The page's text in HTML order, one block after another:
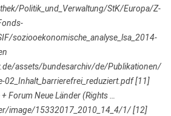
Politik_und_Verwaltung/StK/Europa/Z-
soziooekonomische_analyse_lsa_2014-
assets/bundesarchiv/de/Publikationen/
02_Inhalt_barrierefrei_reduziert.pdf [11]
Forum Neue Länder (Rights …
image/15332017_2010_14_4/1/ [12]